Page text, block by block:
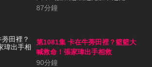
87分鐘
第1081集 卡在牛蒡田裡？籃籃大
喊救命！張家瑋出手相救
90分鐘